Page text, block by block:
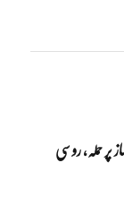
حملہ، روسی